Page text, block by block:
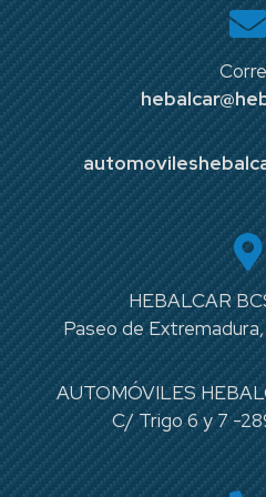
HEBALCAR
Paseo de
AUTOMÓVILES
C/ Trigo 6 y 7 -